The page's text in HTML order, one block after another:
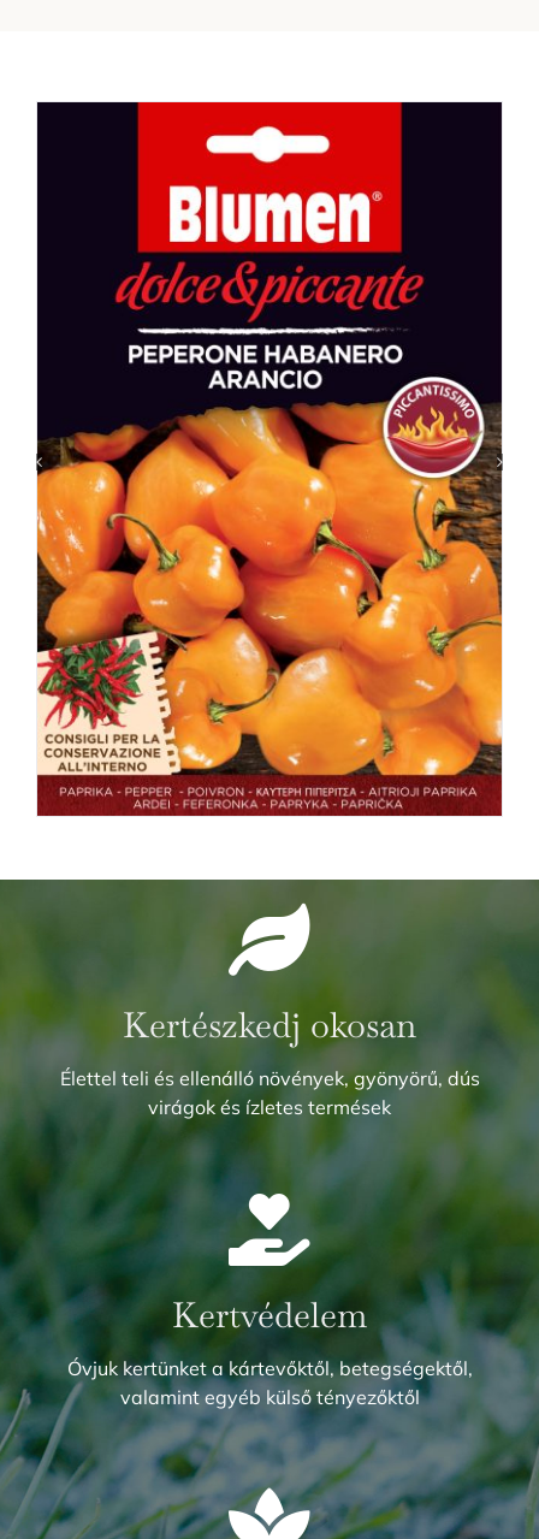
Kertészkedj okosan
Élettel teli és ellenálló növények, gyönyörű, dús
virágok és ízletes termések
Kertvédelem
Óvjuk kertünket a kártevőktől, betegségektől,
valamint egyéb külső tényezőktől